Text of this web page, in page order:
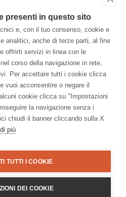
–
di:
2025”
presenti in questo sito
e, con il tuo consenso, cookie e
analitici, anche di terze parti, al fine
offrirti servizi in linea con le
corso della navigazione in rete,
Per accettare tutti i cookie clicca
vuoi acconsentire o negare il
cookie clicca su "Impostazioni
la navigazione senza i
chiudi il banner cliccando sulla X
più
TUTTI I COOKIE
DEI COOKIE